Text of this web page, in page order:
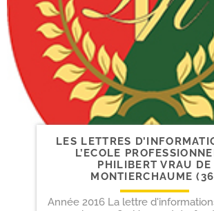
LES LETTRES
L’ECOLE
PHILIBERT VRAU DE
MONTIERCHAUME
Année 2016 La lettre